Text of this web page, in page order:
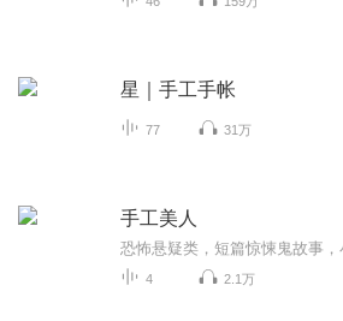
星｜手工手帐
77 31万
手工美人
4 2.1万